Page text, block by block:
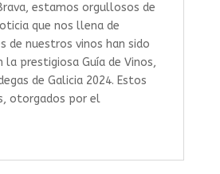
estamos orgullosos de
que nos llena de
de nuestros vinos han sido
la prestigiosa Guía de Vinos,
de Galicia 2024. Estos
otorgados por el